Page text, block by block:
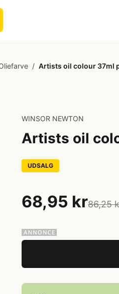
/ Artists oil colour 37ml
WINSOR NEWTON
Artists oil
UDSALG
68,95 kr86,25